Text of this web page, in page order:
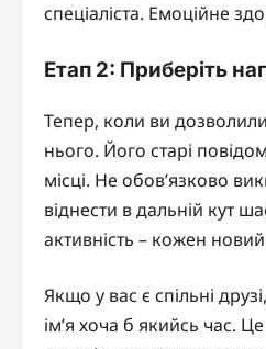
спеціаліста. Емоційне
Етап 2: Приберіть
Тепер, коли ви
нього. Його старі
місці. Не обов’язково
віднести в дальній кут
активність – кожен
Якщо у вас є спільні
ім’я хоча б якийсь час.